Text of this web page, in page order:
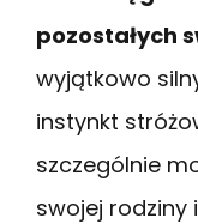
pozostałych
wyjątkowo
instynkt
szczególnie
swojej